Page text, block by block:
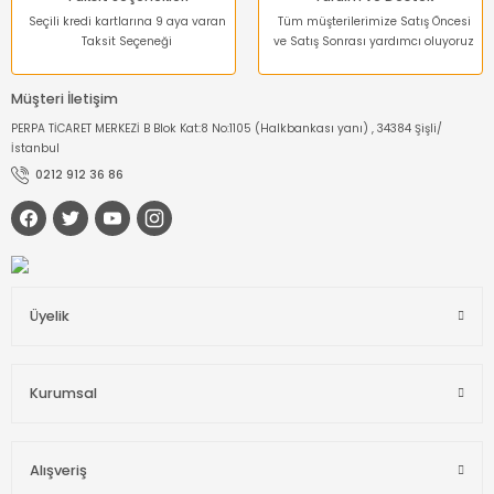
Seçili kredi kartlarına 9 aya varan
Taksit Seçeneği
Tüm müşterilerimize Satış Öncesi
ve Satış Sonrası yardımcı oluyoruz
Müşteri İletişim
PERPA TİCARET MERKEZİ B Blok Kat:8 No:1105 (Halkbankası yanı) , 34384 Şişli/
İstanbul
0212 912 36 86
Üyelik
Kurumsal
Alışveriş